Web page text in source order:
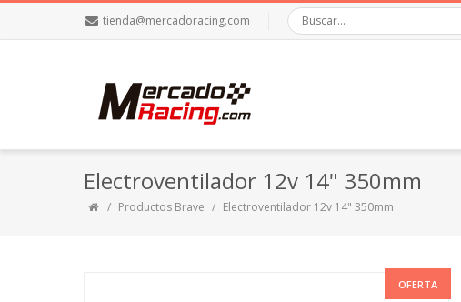
tienda@mercadoracing.com
Electroventilador 12v 14" 350mm
Productos Brave Electroventilador 12v 14" 350mm
OFERTA